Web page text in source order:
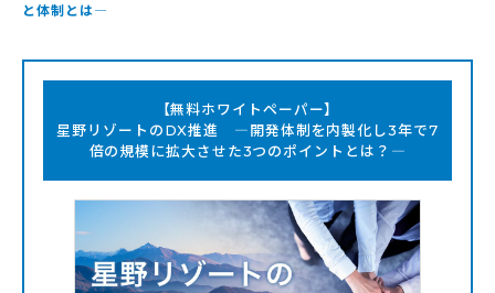
と体制とは―
【無料ホワイトペーパー】
星野リゾートのDX推進 ―開発体制を内製化し3年で7
倍の規模に拡大させた3つのポイントとは？―